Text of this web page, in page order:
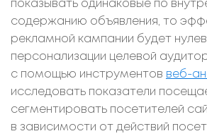
показывать одинаковые по
содержанию объявления, то
рекламной кампании будет
персонализации целевой
с помощью инструментов веб-
исследовать показатели
сегментировать посетителей
в зависимости от действий